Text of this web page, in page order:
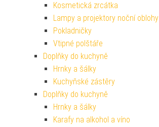
Kosmetická zrcátka
Lampy a projektory noční oblohy
Pokladničky
Vtipné polštáře
Doplňky do kuchyně
Hrnky a šálky
Kuchyňské zástěry
Doplňky do kuchyně
Hrnky a šálky
Karafy na alkohol a víno